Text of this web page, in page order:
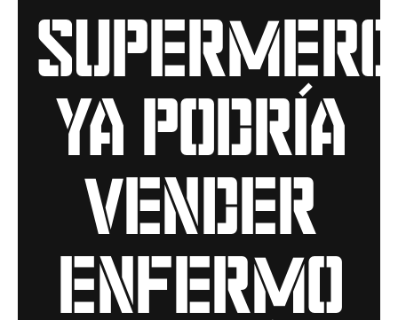
ya podría
vender
enfermo